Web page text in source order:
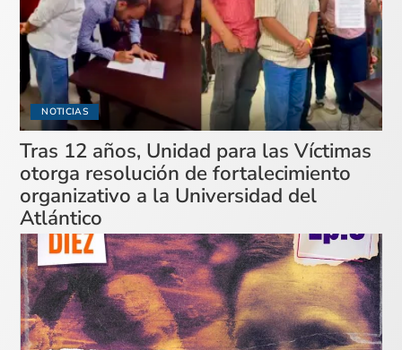
NOTICIAS
Tras 12 años, Unidad para las Víctimas
otorga resolución de fortalecimiento
organizativo a la Universidad del
Atlántico